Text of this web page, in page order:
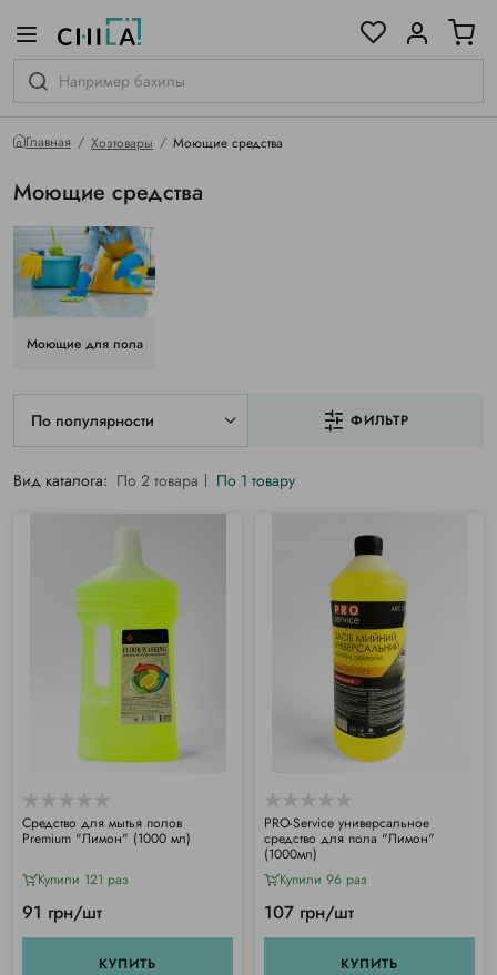
Главная Хозтовары Моющие средства
Моющие средства
Моющие для пола
По популярности ФИЛЬТР
Вид каталога: По 2 товара По 1 товару
Средство для мытья полов
Premium "Лимон" (1000 мл)
Купили 121 раз
91 грн/шт
КУПИТЬ
РRO-Service универсальное
средство для пола "Лимон"
(1000мл)
Купили 96 раз
107 грн/шт
КУПИТЬ
гамме